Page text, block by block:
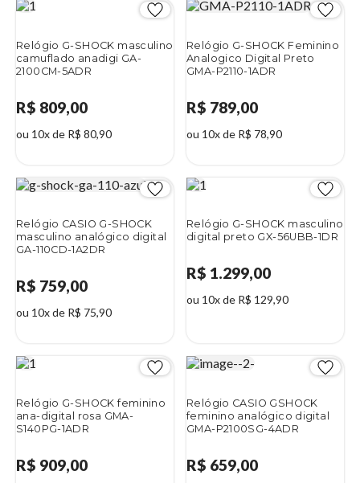
Relógio G-SHOCK masculino
camuflado anadigi GA-
2100CM-5ADR
R$ 809,00
ou 10x de R$ 80,90
Relógio G-SHOCK Feminino
Analogico Digital Preto
GMA-P2110-1ADR
R$ 789,00
ou 10x de R$ 78,90
Relógio CASIO G-SHOCK
masculino analógico digital
GA-110CD-1A2DR
R$ 759,00
ou 10x de R$ 75,90
Relógio G-SHOCK masculino
digital preto GX-56UBB-1DR
R$ 1.299,00
ou 10x de R$ 129,90
Relógio G-SHOCK feminino
ana-digital rosa GMA-
S140PG-1ADR
R$ 909,00
Relógio CASIO GSHOCK
feminino analógico digital
GMA-P2100SG-4ADR
R$ 659,00